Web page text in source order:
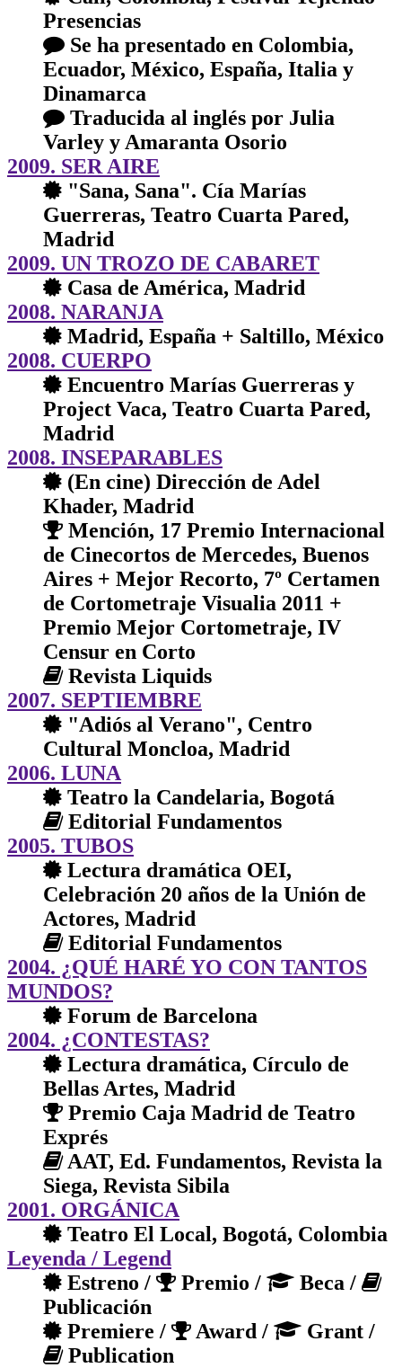
Presencias
Se ha presentado en Colombia,
Ecuador, México, España, Italia y
Dinamarca
Traducida al inglés por Julia
Varley y Amaranta Osorio
2009. SER AIRE
"Sana, Sana". Cía Marías
Guerreras, Teatro Cuarta Pared,
Madrid
2009. UN TROZO DE CABARET
Casa de América, Madrid
2008. NARANJA
Madrid, España + Saltillo, México
2008. CUERPO
Encuentro Marías Guerreras y
Project Vaca, Teatro Cuarta Pared,
Madrid
2008. INSEPARABLES
(En cine) Dirección de Adel
Khader, Madrid
Mención, 17 Premio Internacional
de Cinecortos de Mercedes, Buenos
Aires + Mejor Recorto, 7º Certamen
de Cortometraje Visualia 2011 +
Premio Mejor Cortometraje, IV
Censur en Corto
Revista Liquids
2007. SEPTIEMBRE
"Adiós al Verano", Centro
Cultural Moncloa, Madrid
2006. LUNA
Teatro la Candelaria, Bogotá
Editorial Fundamentos
2005. TUBOS
Lectura dramática OEI,
Celebración 20 años de la Unión de
Actores, Madrid
Editorial Fundamentos
2004. ¿QUÉ HARÉ YO CON TANTOS
MUNDOS?
Forum de Barcelona
2004. ¿CONTESTAS?
Lectura dramática, Círculo de
Bellas Artes, Madrid
Premio Caja Madrid de Teatro
Exprés
AAT, Ed. Fundamentos, Revista la
Siega, Revista Sibila
2001. ORGÁNICA
Teatro El Local, Bogotá, Colombia
Leyenda / Legend
Estreno /
Premio /
Beca /
Publicación
Premiere /
Award /
Grant /
Publication